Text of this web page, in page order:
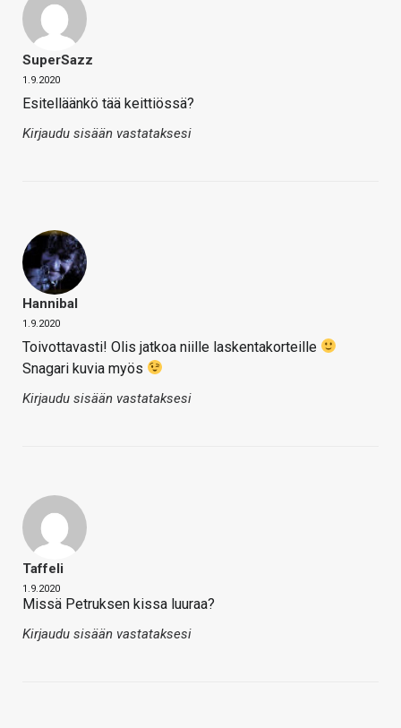
SuperSazz
1.9.2020
Esitelläänkö tää keittiössä?
Kirjaudu sisään vastataksesi
Hannibal
1.9.2020
Toivottavasti! Olis jatkoa niille laskentakorteille
Snagari kuvia myös
Kirjaudu sisään vastataksesi
Taffeli
1.9.2020
Missä Petruksen kissa luuraa?
Kirjaudu sisään vastataksesi